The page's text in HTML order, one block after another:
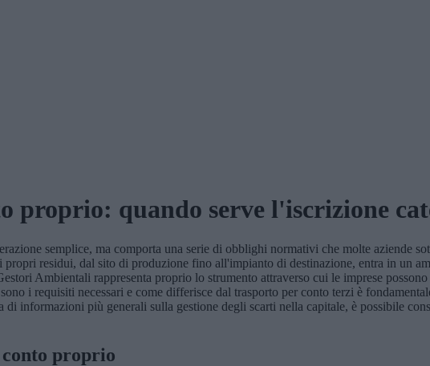
quando serve l'iscrizione
semplice, ma comporta una serie di obblighi normativi che molte aziende
propri residui, dal sito di produzione fino all'impianto di destinazione, entra in un
Ambientali rappresenta proprio lo strumento attraverso cui le imprese
i requisiti necessari e come differisce dal trasporto per conto terzi è
di informazioni più generali sulla gestione degli scarti nella capitale, è possibile
proprio